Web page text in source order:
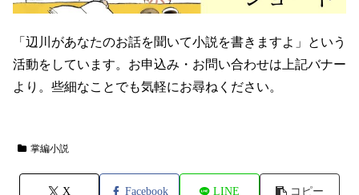
「辺川があなたのお話を聞いて小説を書きますよ」という
活動をしています。お申込み・お問い合わせは上記バナー
より。些細なことでも気軽にお尋ねください。
掌編小説
X Facebook LINE コピー